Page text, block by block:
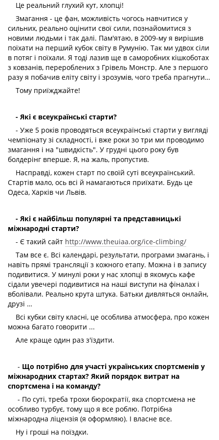
Це реальний глухий кут, хлопці!
Змагання - це фан, можливість чогось навчитися у
сильних, реально оцінити свої сили, познайомитися з
новими людьми і так далі. Пам'ятаю, в 2009-му я вирішив
поїхати на перший кубок світу в Румунію. Так ми удвох сіли
в потяг і поїхали. Я тоді лазив ще в саморобних кішкоботах
з ковзанів, перероблених з Грівель Монстр. Але з першого
разу я побачив еліту світу і зрозумів, чого треба прагнути…
Тому приїжджайте!
- Які є всеукраїнські старти?
- Уже 5 років проводяться всеукраїнські старти у вигляді
чемпіонату зі складності, і вже роки зо три ми проводимо
змагання і на "швидкість". У грудні цього року був
болдерінг вперше. Я, на жаль, пропустив.
Насправді, кожен старт по своїй суті всеукраїнський.
Стартів мало, ось всі й намагаються приїхати. Будь це
Одеса, Харків чи Львів.
- Які є найбільш популярні та представницькі
міжнародні старти?
- Є такий сайт http://www.theuiaa.org/ice-climbing/
Там все є. Всі календарі, результати, програми змагань, і
навіть прямі трансляції з кожного етапу. Можна і в запису
подивитися. У минулі роки у нас хлопці в якомусь кафе
сідали увечері подивитися на наші виступи на фіналах і
вболівали. Реально крута штука. Батьки дивляться онлайн,
друзі …
Всі кубки світу класні, це особлива атмосфера, про кожен
можна багато говорити ...
Але краще один раз з'їздити.
- Що потрібно для участі українських спортсменів у
міжнародних стартах? Який порядок витрат на
спортсмена і на команду?
- По суті, треба трохи бюрократії, яка спортсмена не
особливо турбує, тому що я все роблю. Потрібна
міжнародна ліцензія (я оформляю). І власне все.
Ну і гроші на поїздки.